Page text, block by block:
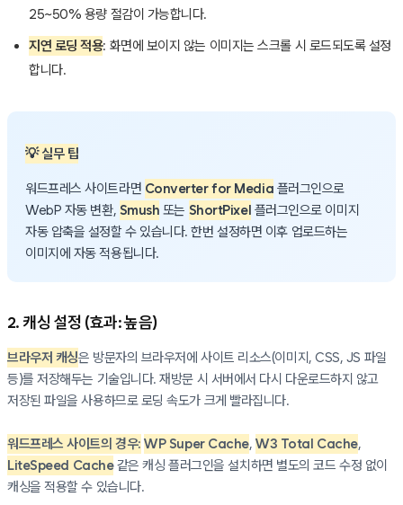
25~50% 용량 절감이 가능합니다.
지연 로딩 적용: 화면에 보이지 않는 이미지는 스크롤 시 로드되도록 설정
합니다.
💡 실무 팁
워드프레스 사이트라면 Converter for Media 플러그인으로
WebP 자동 변환, Smush 또는 ShortPixel 플러그인으로 이미지
자동 압축을 설정할 수 있습니다. 한번 설정하면 이후 업로드하는
이미지에 자동 적용됩니다.
2. 캐싱 설정 (효과: 높음)
브라우저 캐싱은 방문자의 브라우저에 사이트 리소스(이미지, CSS, JS 파일
등)를 저장해두는 기술입니다. 재방문 시 서버에서 다시 다운로드하지 않고
저장된 파일을 사용하므로 로딩 속도가 크게 빨라집니다.
워드프레스 사이트의 경우: WP Super Cache,W3 Total Cache,
LiteSpeed Cache같은 캐싱 플러그인을 설치하면 별도의 코드 수정 없이
캐싱을 적용할 수 있습니다.